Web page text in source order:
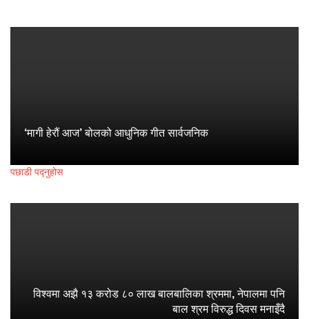
‘मागी हेरौं आज’ बोलको आधुनिक गीत सार्वजनिक
पछाडी पद्नुहोस
विश्वमा अझै १३ करोड ८० लाख बालबालिका श्रममा, नेपालमा पनि
बाल श्रम विरुद्ध दिवस मनाइँदै